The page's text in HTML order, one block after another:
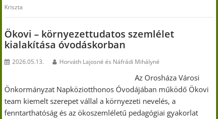
Kriszta
Ökovi – környezettudatos szemlélet
kialakítása óvodáskorban
2026.05.13. Horváth Lajosné és Náfrádi Mihályné
Az Orosháza Városi
Önkormányzat Napköziotthonos Óvodájában működő Ökovi
team kiemelt szerepet vállal a környezeti nevelés, a
fenntarthatóság és az ökoszemléletű pedagógiai gyakorlat